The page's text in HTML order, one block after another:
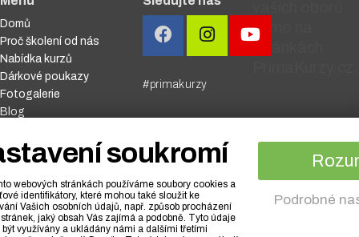
přímo na
Domů
Proč školení od nás
Nabídka kurzů
Dárkové poukazy
Fotogalerie
Blog
Kontakt
Kontakt
PrimaKurzy.cz (PrimaFuture.cz s.r.o.)
Jablonského 640/2, Praha 7(zobrazit mapu)
773 348 790
#primakurzy
soukromí
webových stránkách používáme soubory cookies a
identifikátory, které mohou také sloužit ke
Vašich osobních údajů, např. způsob procházení
jaký obsah Vás zajímá a podobně. Tyto údaje
využívány a ukládány námi a dalšími třetími
Podrobné